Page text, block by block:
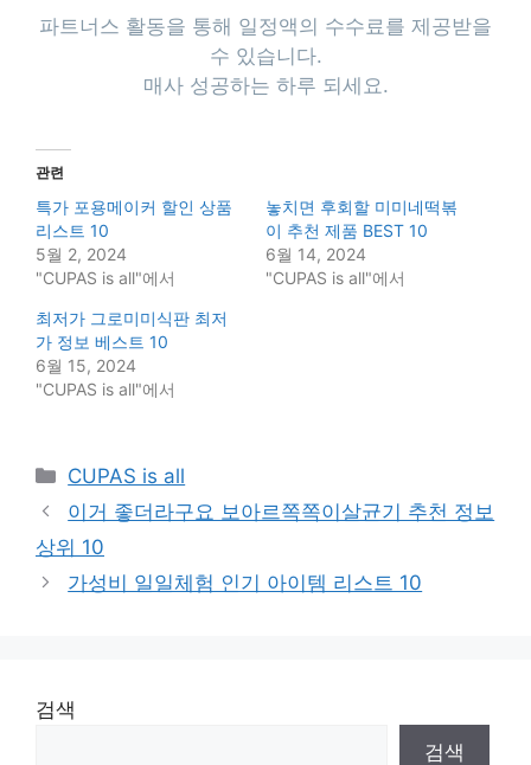
파트너스 활동을 통해 일정액의 수수료를 제공받을
수 있습니다.
매사 성공하는 하루 되세요.
관련
특가 포용메이커 할인 상품
리스트 10
5월 2, 2024
"CUPAS is all"에서
놓치면 후회할 미미네떡볶
이 추천 제품 BEST 10
6월 14, 2024
"CUPAS is all"에서
최저가 그로미미식판 최저
가 정보 베스트 10
6월 15, 2024
"CUPAS is all"에서
Categories
CUPAS is all
이거 좋더라구요 보아르쪽쪽이살균기 추천 정보
상위 10
가성비 일일체험 인기 아이템 리스트 10
검색
검색